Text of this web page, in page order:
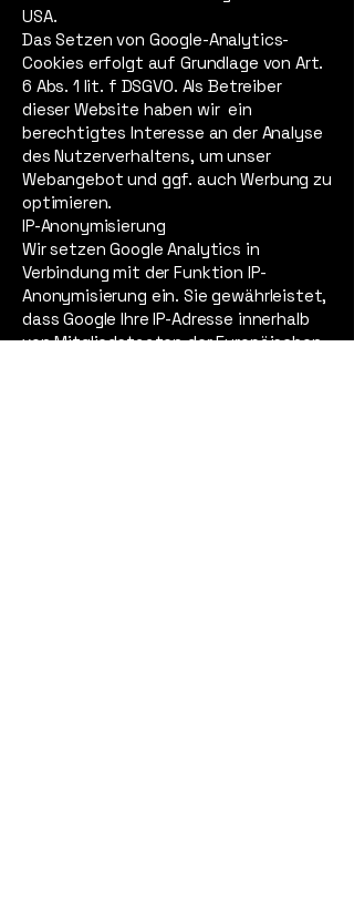
USA.
Das Setzen von Google-Analytics-
Cookies erfolgt auf Grundlage von Art.
6 Abs. 1 lit. f DSGVO. Als Betreiber
dieser Website haben wir ein
berechtigtes Interesse an der Analyse
des Nutzerverhaltens, um unser
Webangebot und ggf. auch Werbung zu
optimieren.
IP-Anonymisierung
Wir setzen Google Analytics in
Verbindung mit der Funktion IP-
Anonymisierung ein. Sie gewährleistet,
dass Google Ihre IP-Adresse innerhalb
von Mitgliedstaaten der Europäischen